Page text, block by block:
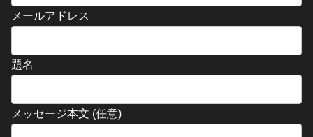
メールアドレス
題名
メッセージ本文 (任意)